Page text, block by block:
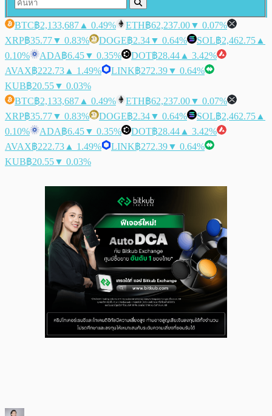
BTC฿2,133,687 ▲ 0.49% ETH฿62,237.00▼ 0.07%
XRP฿35.77▼ 0.83% DOGE฿2.34▼ 0.64% SOL฿2,462.75 ▲
0.10%
ADA฿6.45▼ 0.35% DOT฿28.44 ▲ 3.42%
AVAX฿222.73 ▲ 1.49% LINK฿272.39▼ 0.64%
KUB฿20.55▼ 0.03%
BTC฿2,133,687 ▲ 0.49% ETH฿62,237.00▼ 0.07%
XRP฿35.77▼ 0.83% DOGE฿2.34▼ 0.64% SOL฿2,462.75 ▲
0.10%
ADA฿6.45▼ 0.35% DOT฿28.44 ▲ 3.42%
AVAX฿222.73 ▲ 1.49% LINK฿272.39▼ 0.64%
KUB฿20.55▼ 0.03%